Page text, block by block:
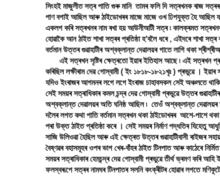
সিংহই মাজুলীত সত্ৰ পাতি গুৰু মানি তামৰ ফলি দি সত্ৰখনক ৰাজ
পাণ বগাই আছিল আৰু ঠাইডোখৰৰ মাজে মাজে ওখ ঢিপযুক্ত হৈ আছিল
একলগ কৰি সত্ৰখনৰ নাম ৰখা হয় আউনীআটী সত্ৰ ৷ কালক্ৰমত
হোৱাকৈ আন ঠাইত শাখা সত্ৰৰ প্ৰতিষ্ঠা হʼবলৈ ধৰে , এইদৰে শাখা
বৰ্তমান উত্তৰ গুৱাহাটীৰ অশ্বক্লান্ত দেৱালয়ৰ গাতে লাগি থকা
এই সত্ৰখন সৃষ্টিৰ ক্ষেত্ৰতো ইয়াৰ ইতিহাস আছে ৷ এই সত্ৰখন
কৰিছিল লক্ষীৰাম দেৱ গোস্বামী ( ইং ১৮১৮-১৮২১খৃঃ ) প্ৰভুৱে । ইয়াৰ
যদিও ইংৰাজৰ আগমনৰ লগে লগে ইংৰাজ চাহাবসকল সেই অঞ্চলতে
সেই সময়ৰ সত্ৰাধিকাৰ কমল চন্দ্ৰ দেৱ গোস্বামী প্ৰভুৱে উত্তৰ
অশ্বক্লান্ত দেৱালয়ৰ অতি ঘনিষ্ঠ আছিল ৷ তেওঁ অশ্বক্লান্ত
দলৈৰ লগত কথা পাতি বৰ্তমান সত্ৰখন থকা ঠাইডোখৰৰ আশে-পাশে
পৰা উক্ত ঠাইত প্ৰতিষ্ঠা কৰে । সেই সময়ৰ নিৰ্মাণ পদ্ধতিৰ যিহেতু
সাজি উলিওৱা হৈছিল আৰু এই ক্ষেত্ৰত উত্তৰ গুৱাহাটীবাসী ৰাইজৰ
বৈষ্ণৱৰ বহাসমূহৰ ওপৰ ভাগ খেৰ-বাঁহৰ ঠাইত টিনপাত আৰু কাঠেৰে
সময়ৰ সত্ৰাধিকাৰ হেমচন্দ্ৰ দেৱ গোস্বামী প্ৰভুৱে তীৰ্থ ভ্ৰমণ কৰি
ফলস্বৰূপে সত্ৰৰ নামঘৰ টিনপাতৰ সলনি কংক্ৰীটৰ হোৱাৰ লগতে